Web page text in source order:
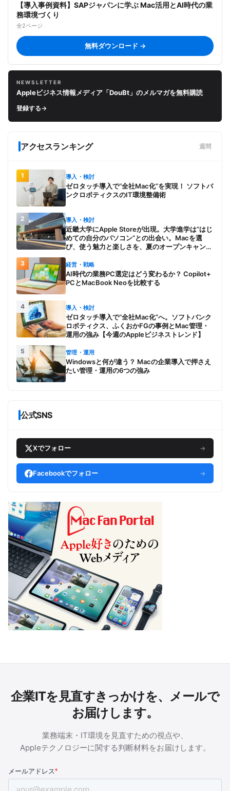
【導入事例資料】SAPジャパンに学ぶ Mac活用とAI時代の業
務環境づくり
全2ページ
無料ダウンロード →
NEWSLETTER
Appleビジネス情報メディア「DouBt」のメルマガを無料購読
登録する→
アクセスランキング 週間
1 導入・検討
ゼロタッチ導入で“全社Mac化”を実現！ ソフトバ
ンクロボティクスのIT環境整備術
2 導入・検討
近畿大学にApple Storeが出現。大学進学は“はじ
めての自分のパソコン”との出会い。Macを選
び、使う魅力と楽しさを、夏のオープンキャンパ
3 経営・戦略
AI時代の業務PC選定はどう変わるか？ Copilot+
PCとMacBook Neoを比較する
4 導入・検討
ゼロタッチ導入で“全社Mac化”へ。ソフトバンク
ロボティクス、ふくおかFGの事例とMac管理・
運用の強み【今週のAppleビジネストレンド】
5 管理・運用
Windowsと何が違う？ Macの企業導入で押さえ
たい管理・運用の6つの強み
公式SNS
Xでフォロー →
Facebookでフォロー →
企業ITを見直すきっかけを、メールで
お届けします。
業務端末・IT環境を見直すための視点や、
Appleテクノロジーに関する判断材料をお届けします。